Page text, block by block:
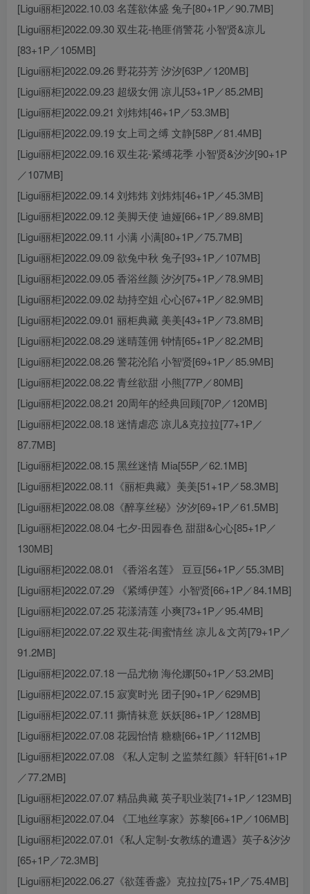
[Ligui丽柜]2022.10.03 名莲欲体盛 兔子[80+1P／90.7MB]
[Ligui丽柜]2022.09.30 双生花-艳匪俏警花 小智贤&凉儿
[83+1P／105MB]
[Ligui丽柜]2022.09.26 野花芬芳 汐汐[63P／120MB]
[Ligui丽柜]2022.09.23 超级女佣 凉儿[53+1P／85.2MB]
[Ligui丽柜]2022.09.21 刘炜炜[46+1P／53.3MB]
[Ligui丽柜]2022.09.19 女上司之缚 文静[58P／81.4MB]
[Ligui丽柜]2022.09.16 双生花-紧缚花季 小智贤&汐汐[90+1P
／107MB]
[Ligui丽柜]2022.09.14 刘炜炜 刘炜炜[46+1P／45.3MB]
[Ligui丽柜]2022.09.12 美脚天使 迪娅[66+1P／89.8MB]
[Ligui丽柜]2022.09.11 小满 小满[80+1P／75.7MB]
[Ligui丽柜]2022.09.09 欲兔中秋 兔子[93+1P／107MB]
[Ligui丽柜]2022.09.05 香浴丝颜 汐汐[75+1P／78.9MB]
[Ligui丽柜]2022.09.02 劫持空姐 心心[67+1P／82.9MB]
[Ligui丽柜]2022.09.01 丽柜典藏 美美[43+1P／73.8MB]
[Ligui丽柜]2022.08.29 迷晴莲佣 钟情[65+1P／82.2MB]
[Ligui丽柜]2022.08.26 警花沦陷 小智贤[69+1P／85.9MB]
[Ligui丽柜]2022.08.22 青丝欲甜 小熊[77P／80MB]
[Ligui丽柜]2022.08.21 20周年的经典回顾[70P／120MB]
[Ligui丽柜]2022.08.18 迷情虐恋 凉儿&克拉拉[77+1P／
87.7MB]
[Ligui丽柜]2022.08.15 黑丝迷情 Mia[55P／62.1MB]
[Ligui丽柜]2022.08.11《丽柜典藏》美美[51+1P／58.3MB]
[Ligui丽柜]2022.08.08《醉享丝秘》汐汐[69+1P／61.5MB]
[Ligui丽柜]2022.08.04 七夕-田园春色 甜甜&心心[85+1P／
130MB]
[Ligui丽柜]2022.08.01 《香浴名莲》 豆豆[56+1P／55.3MB]
[Ligui丽柜]2022.07.29 《紧缚伊莲》小智贤[66+1P／84.1MB]
[Ligui丽柜]2022.07.25 花漾清莲 小爽[73+1P／95.4MB]
[Ligui丽柜]2022.07.22 双生花-闺蜜情丝 凉儿＆文芮[79+1P／
91.2MB]
[Ligui丽柜]2022.07.18 一品尤物 海伦娜[50+1P／53.2MB]
[Ligui丽柜]2022.07.15 寂寞时光 团子[90+1P／629MB]
[Ligui丽柜]2022.07.11 撕情袜意 妖妖[86+1P／128MB]
[Ligui丽柜]2022.07.08 花园怡情 糖糖[66+1P／112MB]
[Ligui丽柜]2022.07.08 《私人定制 之监禁红颜》轩轩[61+1P
／77.2MB]
[Ligui丽柜]2022.07.07 精品典藏 英子职业装[71+1P／123MB]
[Ligui丽柜]2022.07.04 《工地丝享家》苏黎[66+1P／106MB]
[Ligui丽柜]2022.07.01《私人定制-女教练的遭遇》英子&汐汐
[65+1P／72.3MB]
[Ligui丽柜]2022.06.27《欲莲香盏》克拉拉[75+1P／75.4MB]